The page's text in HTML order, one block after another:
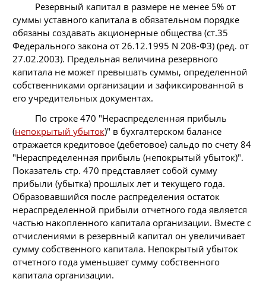
Резервный капитал в размере не менее 5% от
суммы уставного капитала в обязательном порядке
обязаны создавать акционерные общества (ст.35
Федерального закона от 26.12.1995 N 208-ФЗ) (ред. от
27.02.2003). Предельная величина резервного
капитала не может превышать суммы, определенной
собственниками организации и зафиксированной в
его учредительных документах.
По строке 470 "Нераспределенная прибыль
(непокрытый убыток)" в бухгалтерском балансе
отражается кредитовое (дебетовое) сальдо по счету 84
"Нераспределенная прибыль (непокрытый убыток)".
Показатель стр. 470 представляет собой сумму
прибыли (убытка) прошлых лет и текущего года.
Образовавшийся после распределения остаток
нераспределенной прибыли отчетного года является
частью накопленного капитала организации. Вместе с
отчислениями в резервный капитал он увеличивает
сумму собственного капитала. Непокрытый убыток
отчетного года уменьшает сумму собственного
капитала организации.